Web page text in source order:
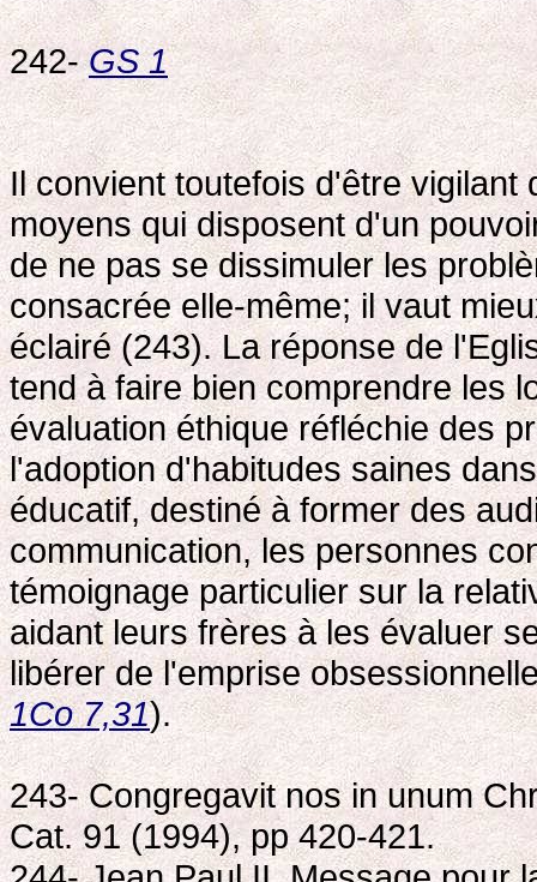
242-GS 1
Il convient toutefois d'être
moyens qui disposent d'un
de ne pas se dissimuler les
consacrée elle-même; il vaut
éclairé (243). La réponse de
tend à faire bien comprendre les
évaluation éthique réfléchie des
l'adoption d'habitudes saines
éducatif, destiné à former des
communication, les personnes
témoignage particulier sur la
aidant leurs frères à les évaluer
libérer de l'emprise
1Co 7,31).
243- Congregavit nos in unum
Cat. 91 (1994), pp 420-421.